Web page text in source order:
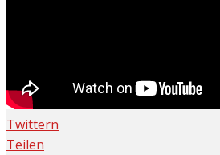
Twittern
Teilen